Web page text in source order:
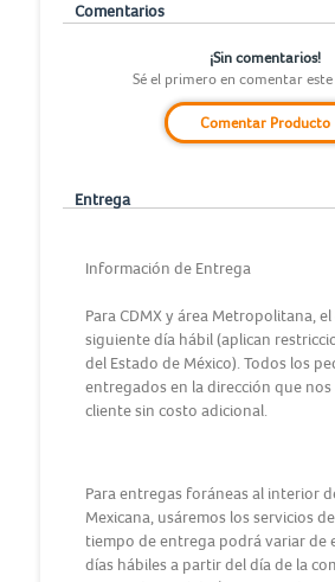
Comentarios
¡Sin comentarios!
Sé el primero en comentar
Comentar Producto
Entrega
Información de Entrega
Para CDMX y área Metropolitana,
siguiente día hábil (aplican
del Estado de México). Todos los
entregados en la dirección que
cliente sin costo adicional.
Para entregas foráneas al interior
Mexicana, usáremos los servicios
tiempo de entrega podrá variar de
días hábiles a partir del día de la